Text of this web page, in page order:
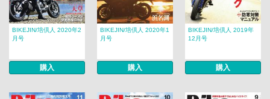
BIKEJIN/培倶人 2020年2
月号
購入
BIKEJIN/培倶人 2020年1
月号
購入
BIKEJIN/培倶人 2019年
12月号
購入